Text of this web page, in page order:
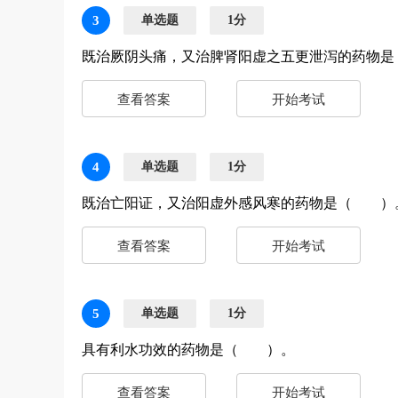
3 单选题 1分
既治厥阴头痛，又治脾肾阳虚之五更泄泻的药
查看答案 开始考试
4 单选题 1分
既治亡阳证，又治阳虚外感风寒的药物是（ ）
查看答案 开始考试
5 单选题 1分
具有利水功效的药物是（ ）。
查看答案 开始考试